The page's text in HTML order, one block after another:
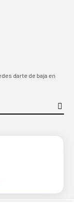
darte de baja en